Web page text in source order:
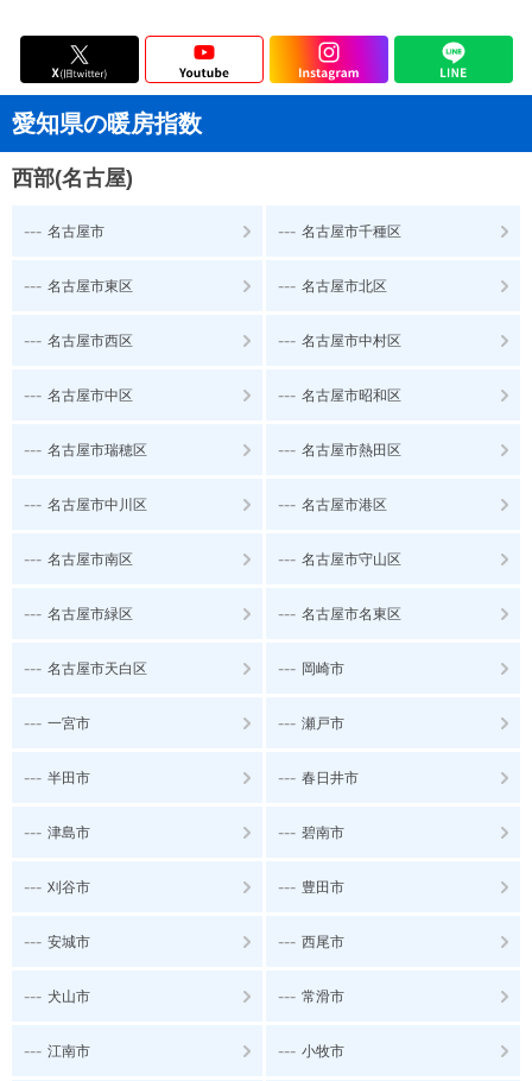
愛知県の暖房指数
西部(名古屋)
--- 名古屋市 --- 名古屋市千種区
--- 名古屋市東区 --- 名古屋市北区
--- 名古屋市西区 --- 名古屋市中村区
--- 名古屋市中区 --- 名古屋市昭和区
--- 名古屋市瑞穂区 --- 名古屋市熱田区
--- 名古屋市中川区 --- 名古屋市港区
--- 名古屋市南区 --- 名古屋市守山区
--- 名古屋市緑区 --- 名古屋市名東区
--- 名古屋市天白区 --- 岡崎市
--- 一宮市 --- 瀬戸市
--- 半田市 --- 春日井市
--- 津島市 --- 碧南市
--- 刈谷市 --- 豊田市
--- 安城市 --- 西尾市
--- 犬山市 --- 常滑市
--- 江南市 --- 小牧市